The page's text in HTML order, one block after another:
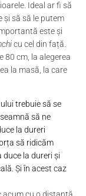
Ideal ar fi să
și să să le putem
este și
cu cel din față.
80 cm, la alegerea
la masă, la care
trebuie să se
să ne
la dureri
să ridicăm
la dureri și
Și în acest caz